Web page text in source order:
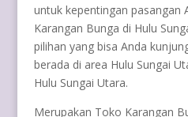
untuk kepentingan pasangan
Karangan Bunga di Hulu
pilihan yang bisa Anda
berada di area Hulu Sungai
Hulu Sungai Utara.
Merupakan Toko Karangan